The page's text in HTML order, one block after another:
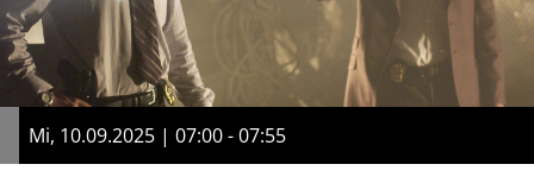
Mi, 10.09.2025 | 07:00 - 07:55